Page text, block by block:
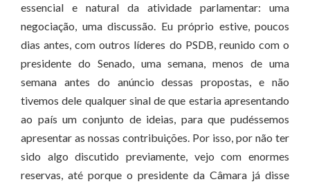
essencial e natural da atividade parlamentar: uma
negociação, uma discussão. Eu próprio estive, poucos
dias antes, com outros líderes do PSDB, reunido com o
presidente do Senado, uma semana, menos de uma
semana antes do anúncio dessas propostas, e não
tivemos dele qualquer sinal de que estaria apresentando
ao país um conjunto de ideias, para que pudéssemos
apresentar as nossas contribuições. Por isso, por não ter
sido algo discutido previamente, vejo com enormes
reservas, até porque o presidente da Câmara já disse